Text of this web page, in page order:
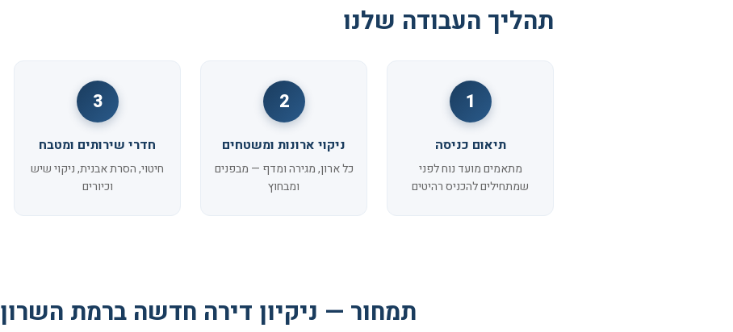
תהליך העבודה שלנו
1
תיאום כניסה
מתאמים מועד נוח לפני
שמתחילים להכניס רהיטים
2
ניקוי ארונות ומשטחים
כל ארון, מגירה ומדף — מבפנים
ומבחוץ
3
חדרי שירותים ומטבח
חיטוי, הסרת אבנית, ניקוי שיש
וכיורים
תמחור — ניקיון דירה חדשה ברמת השרון